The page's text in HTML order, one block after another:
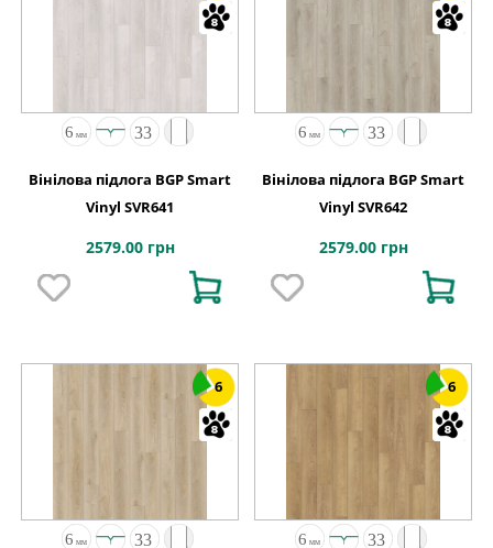
Вінілова підлога BGP Smart
Vinyl SVR641
2579.00 грн
Вінілова підлога BGP Smart
Vinyl SVR642
2579.00 грн
6 6